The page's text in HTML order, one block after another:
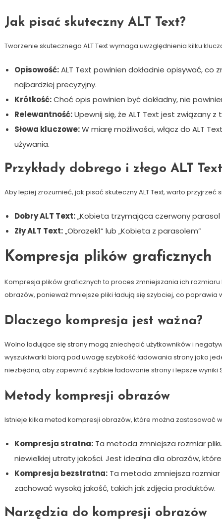
Jak pisać skuteczny ALT Text?
Tworzenie skutecznego ALT Text wymaga uwzględnienia kilku
Opisowość:ALT Text powinien dokładnie opisywać, co
najbardziej precyzyjny.
Krótkość:Choć opis powinien być dokładny, nie
Relewantność:Upewnij się, że ALT Text jest związany
Słowa kluczowe:W miarę możliwości, włącz do ALT
używania.
Przykłady dobrego i złego ALT Text
Aby lepiej zrozumieć, jak pisać skuteczny ALT Text, warto przyjrzeć
Dobry ALT Text:„Kobieta trzymająca czerwony parasol
Zły ALT Text:„Obrazek1” lub „Kobieta z parasolem”
Kompresja plików graficznych
Kompresja plików graficznych to proces zmniejszania ich
obrazów, ponieważ mniejsze pliki ładują się szybciej, co
Dlaczego kompresja jest ważna?
Wolno ładujące się strony mogą zniechęcić użytkowników i
wyszukiwarki biorą pod uwagę szybkość ładowania strony jako
niezbędna, aby zapewnić szybkie ładowanie strony i lepsze wyniki
Metody kompresji obrazów
Istnieje kilka metod kompresji obrazów, które można zastosować
Kompresja stratna:Ta metoda zmniejsza rozmiar
niewielkiej utraty jakości. Jest idealna dla obrazów,
Kompresja bezstratna:Ta metoda zmniejsza rozmiar
zachować wysoką jakość, takich jak zdjęcia produktów.
Narzędzia do kompresji obrazów